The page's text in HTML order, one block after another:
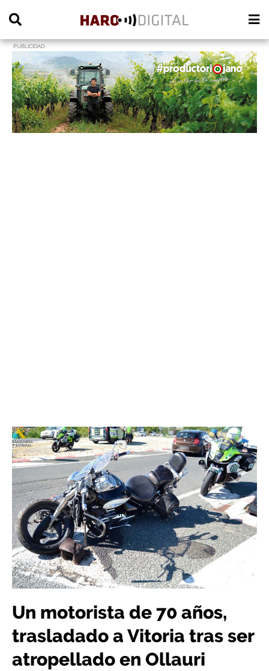
PUBLICIDAD
Un motorista de 70 años,
trasladado a Vitoria tras ser
atropellado en Ollauri